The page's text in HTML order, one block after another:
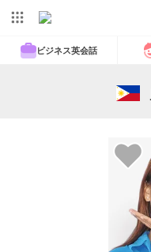
ビジネス英会話